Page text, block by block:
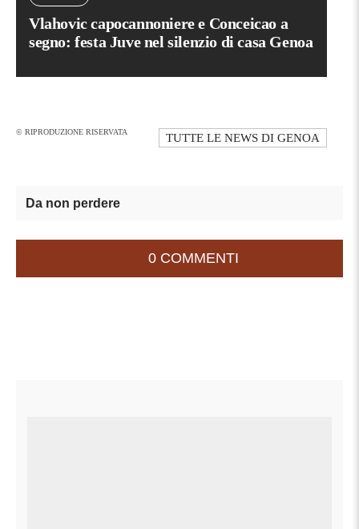
Vlahovic capocannoniere e Conceicao a
segno: festa Juve nel silenzio di casa Genoa
© RIPRODUZIONE RISERVATA TUTTE LE NEWS DI GENOA
Da non perdere
0 COMMENTI